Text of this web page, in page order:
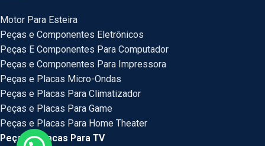
Motor Para Esteira
Peças e Componentes Eletrônicos
Peças E Componentes Para Computador
Peças e Componentes Para Impressora
Peças e Placas Micro-Ondas
Peças e Placas Para Climatizador
Peças e Placas Para Game
Peças e Placas Para Home Theater
Peças e Placas Para TV